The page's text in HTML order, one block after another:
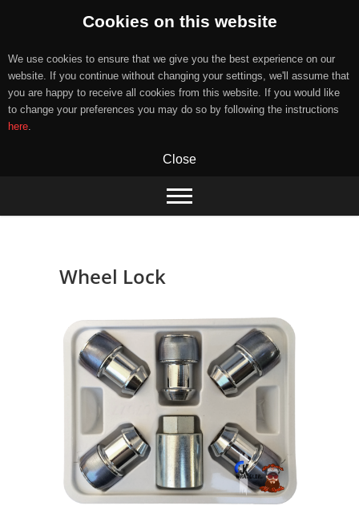
Cookies on this website
We use cookies to ensure that we give you the best experience on our
website. If you continue without changing your settings, we'll assume that
you are happy to receive all cookies from this website. If you would like
to change your preferences you may do so by following the instructions
here.
Close
content
Wheel Lock